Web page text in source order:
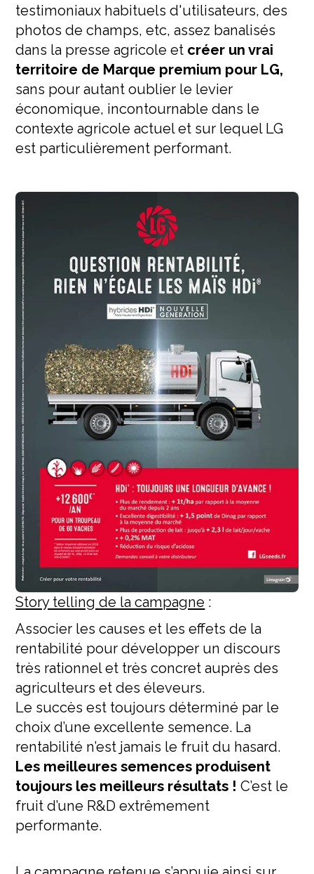
testimoniaux habituels d'utilisateurs, des
photos de champs, etc, assez banalisés
dans la presse agricole et créer un vrai
territoire de Marque premium pour LG,
sans pour autant oublier le levier
économique, incontournable dans le
contexte agricole actuel et sur lequel LG
est particulièrement performant.
Story telling de la campagne :
Associer les causes et les effets de la
rentabilité pour développer un discours
très rationnel et très concret auprès des
agriculteurs et des éleveurs.
Le succès est toujours déterminé par le
choix d’une excellente semence. La
rentabilité n’est jamais le fruit du hasard.
Les meilleures semences produisent
toujours les meilleurs résultats !C’est le
fruit d’une R&D extrêmement
performante.